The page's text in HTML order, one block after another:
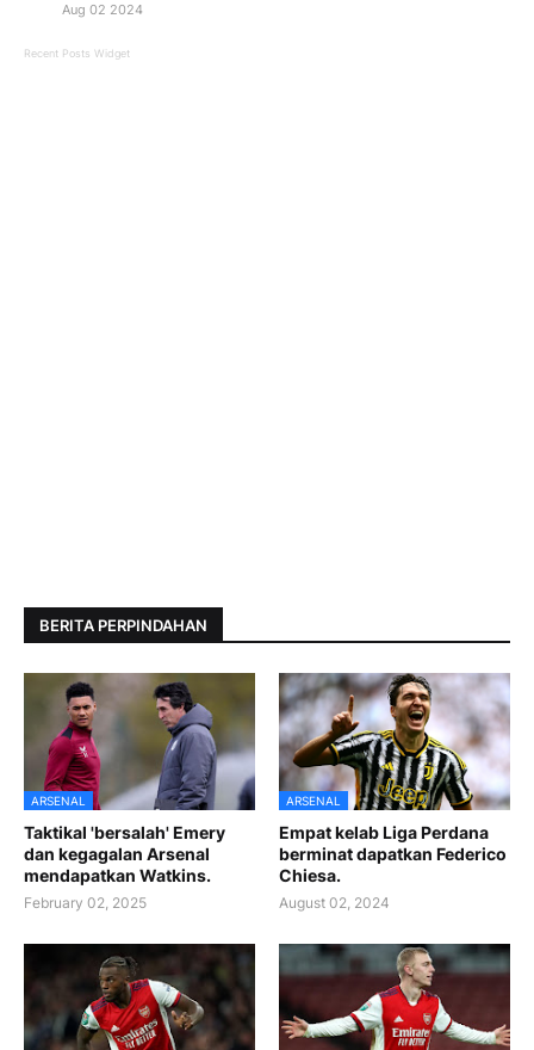
Aug 02 2024
Recent Posts Widget
BERITA PERPINDAHAN
ARSENAL
Taktikal 'bersalah' Emery
dan kegagalan Arsenal
mendapatkan Watkins.
February 02, 2025
ARSENAL
Empat kelab Liga Perdana
berminat dapatkan Federico
Chiesa.
August 02, 2024